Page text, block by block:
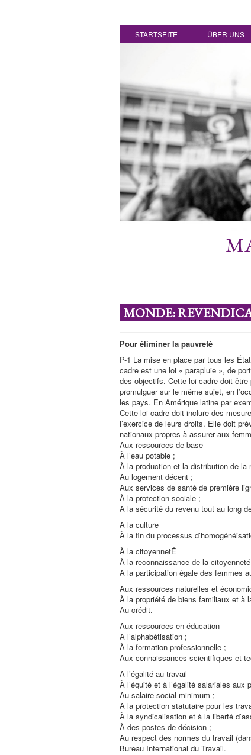
STARTSEITE ÜBER UNS
MONDE:
Pour éliminer la pauvreté
P-1 La mise en place par tous les
cadre est une loi « parapluie », de
des objectifs. Cette loi-cadre doit être
promulguer sur le même sujet, en
les pays. En Amérique latine par
Cette loi-cadre doit inclure des
l’exercice de leurs droits. Elle doit
nationaux propres à assurer aux
Aux ressources de base
À l’eau potable ;
À la production et la distribution de la
Au logement décent ;
Aux services de santé de première
À la protection sociale ;
À la sécurité du revenu tout au long
À la culture
À la fin du processus
À la citoyennetÉ
À la reconnaissance de la
À la participation égale des femmes
Aux ressources naturelles et
À la propriété de biens familiaux et à
Au crédit.
Aux ressources en éducation
À l’alphabétisation ;
À la formation professionnelle ;
Aux connaissances scientifiques et
À l’égalité au travail
À l’équité et à l’égalité salariales
Au salaire social minimum ;
À la protection statutaire pour les
À la syndicalisation et à la liberté
À des postes de décision ;
Au respect des normes du travail
Bureau International du Travail.